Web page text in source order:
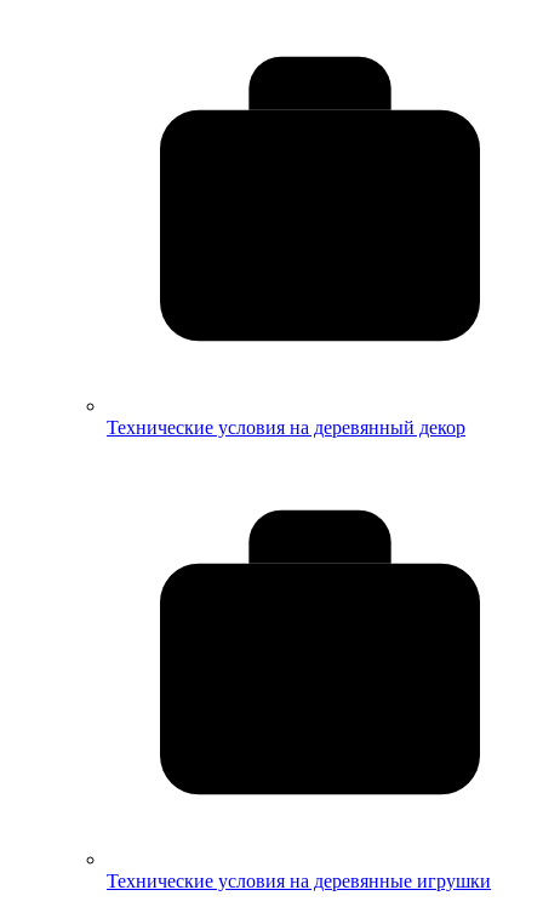
Технические условия на деревянный декор
Технические условия на деревянные игрушки